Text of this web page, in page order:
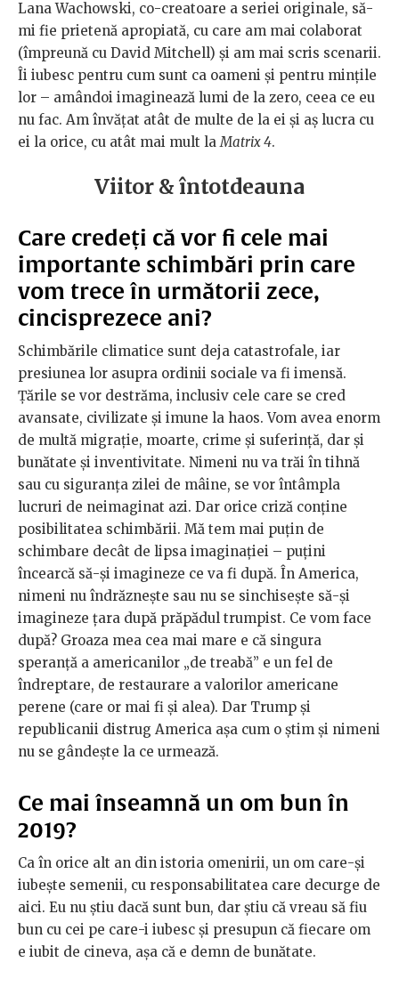
Lana Wachowski, co-creatoare a seriei originale, să-
mi fie prietenă apropiată, cu care am mai colaborat
(împreună cu David Mitchell) și am mai scris scenarii.
Îi iubesc pentru cum sunt ca oameni și pentru mințile
lor – amândoi imaginează lumi de la zero, ceea ce eu
nu fac. Am învățat atât de multe de la ei și aș lucra cu
ei la orice, cu atât mai mult laMatrix 4.
Viitor & întotdeauna
Care credeți că vor fi cele mai
importante schimbări prin care
vom trece în următorii zece,
cincisprezece ani?
Schimbările climatice sunt deja catastrofale, iar
presiunea lor asupra ordinii sociale va fi imensă.
Țările se vor destrăma, inclusiv cele care se cred
avansate, civilizate și imune la haos. Vom avea enorm
de multă migrație, moarte, crime și suferință, dar și
bunătate și inventivitate. Nimeni nu va trăi în tihnă
sau cu siguranța zilei de mâine, se vor întâmpla
lucruri de neimaginat azi. Dar orice criză conține
posibilitatea schimbării. Mă tem mai puțin de
schimbare decât de lipsa imaginației – puțini
încearcă să-și imagineze ce va fi după. În America,
nimeni nu îndrăznește sau nu se sinchisește să-și
imagineze țara după prăpădul trumpist. Ce vom face
după? Groaza mea cea mai mare e că singura
speranță a americanilor „de treabă” e un fel de
îndreptare, de restaurare a valorilor americane
perene (care or mai fi și alea). Dar Trump și
republicanii distrug America așa cum o știm și nimeni
nu se gândește la ce urmează.
Ce mai înseamnă un om bun în
2019?
Ca în orice alt an din istoria omenirii, un om care-și
iubește semenii, cu responsabilitatea care decurge de
aici. Eu nu știu dacă sunt bun, dar știu că vreau să fiu
bun cu cei pe care-i iubesc și presupun că fiecare om
e iubit de cineva, așa că e demn de bunătate.